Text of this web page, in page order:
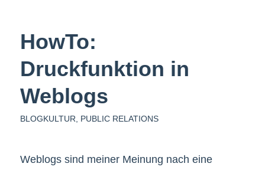
HowTo:
Druckfunktion in
Weblogs
BLOGKULTUR PUBLIC RELATIONS
Weblogs sind meiner Meinung nach eine